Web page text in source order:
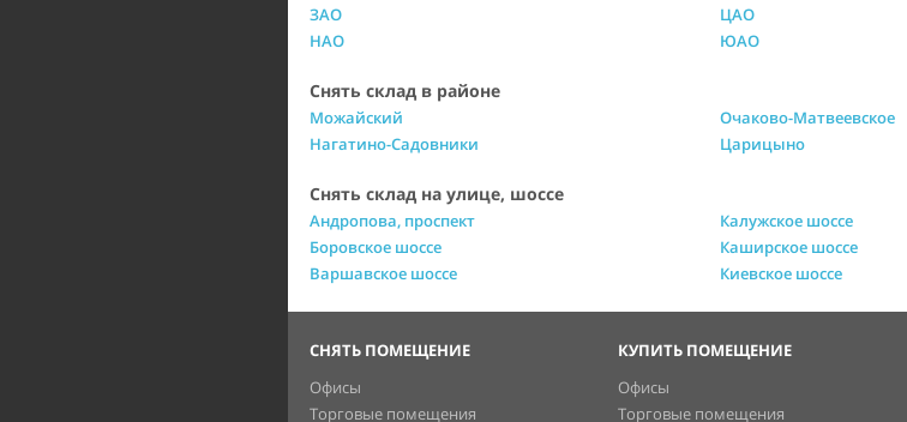
ЗАО
НАО
ЦАО
ЮАО
Снять склад в районе
Можайский
Нагатино-Садовники
Очаково-Матвеевское
Царицыно
Снять склад на улице, шоссе
Андропова, проспект
Боровское шоссе
Варшавское шоссе
Калужское шоссе
Каширское шоссе
Киевское шоссе
СНЯТЬ ПОМЕЩЕНИЕ
Офисы
Торговые помещения
КУПИТЬ ПОМЕЩЕНИЕ
Офисы
Торговые помещения